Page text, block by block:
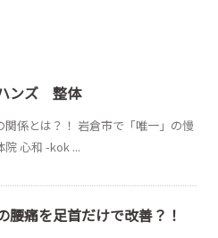
ンズ 整体
関係とは？！ 岩倉市で「唯一」の慢
心和 -kok ...
腰痛を足首だけで改善？！